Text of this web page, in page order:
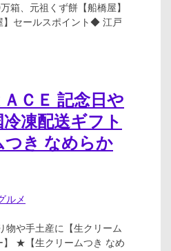
箱、元祖くず餅【船橋屋】
セールスポイント◆ 江戸
ＣＥ 記念日や
凍配送ギフト
つき なめらか
ルメ
や手土産に【生クリーム
】 ★【生クリームつき なめ